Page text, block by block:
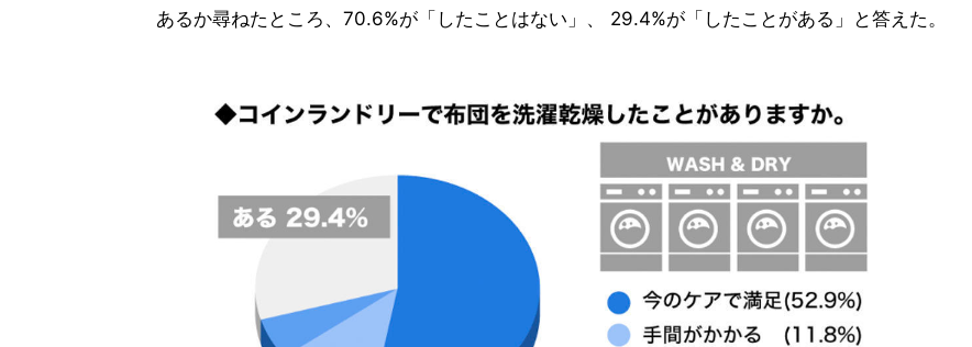
あるか尋ねたところ、70.6%が「したことはない」、 29.4%が「したことがある」と答えた。